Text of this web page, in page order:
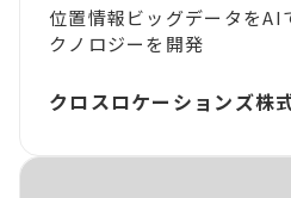
位置情報ビッグデータをAI
クノロジーを開発
クロスロケーションズ株